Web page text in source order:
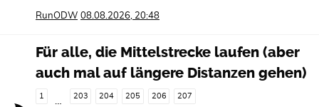
RunODW 08.08.2026, 20:48
Für alle, die Mittelstrecke laufen (aber
auch mal auf längere Distanzen gehen)
1
…
203 204 205 206 207